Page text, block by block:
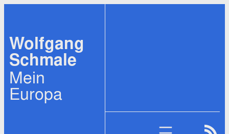
springen
Wolfgang
Schmale
Mein
Europa